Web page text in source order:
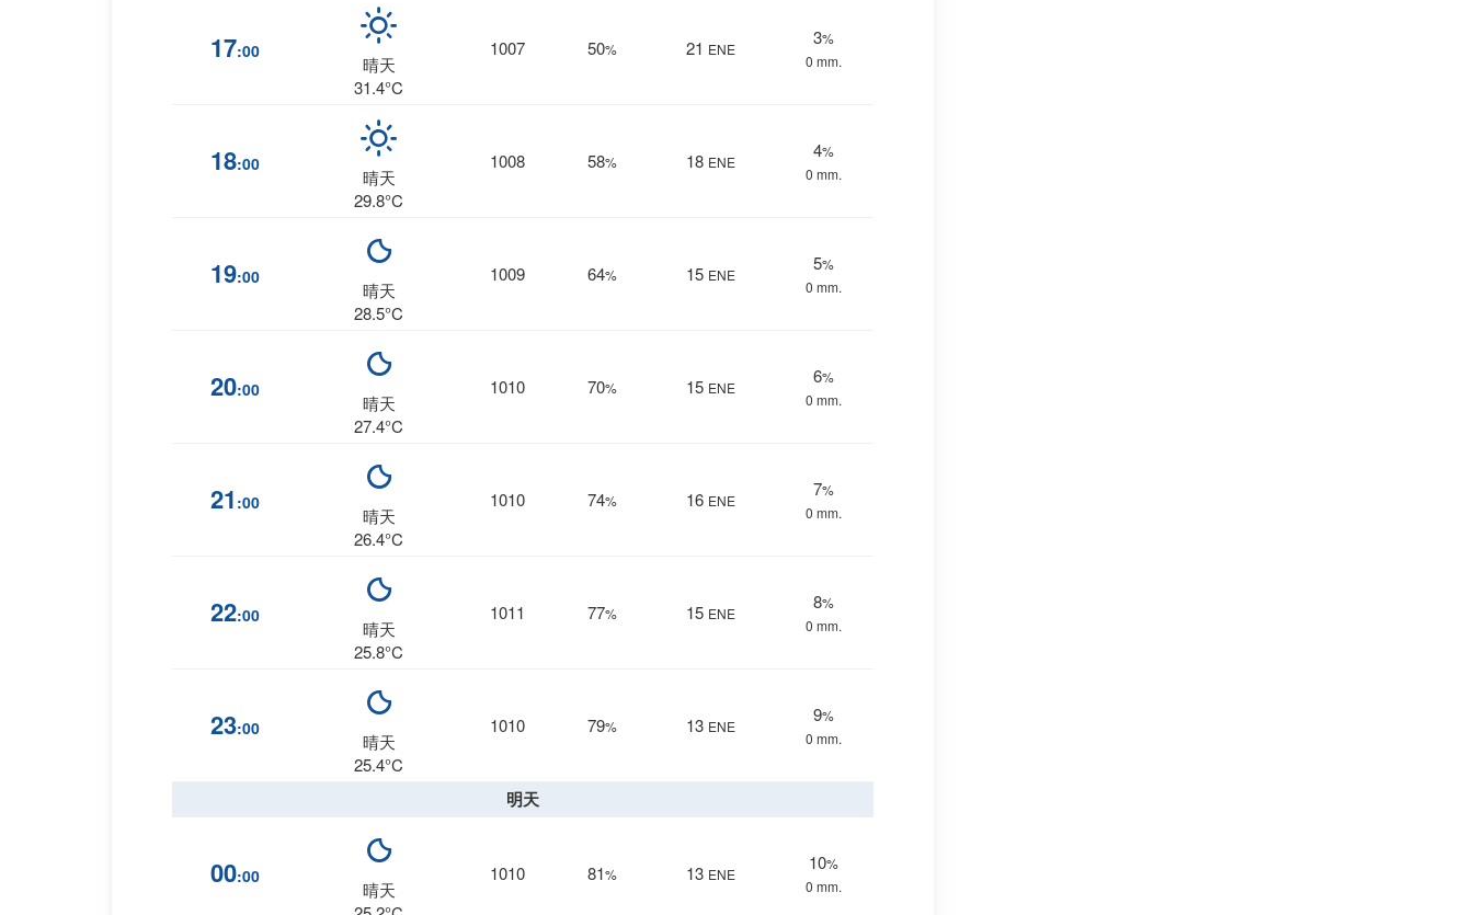
17:00
晴天
31.4°C
1007 50% 21 ENE
3%
0 mm.
18:00
晴天
29.8°C
1008 58% 18 ENE
4%
0 mm.
19:00
晴天
28.5°C
1009 64% 15 ENE
5%
0 mm.
20:00
晴天
27.4°C
1010 70% 15 ENE
6%
0 mm.
21 :00
晴天
26.4°C
1010 74% 16 ENE
7%
0 mm.
22:00
晴天
25.8°C
1011 77% 15 ENE
8%
0 mm.
23:00
晴天
25.4°C
1010 79% 13 ENE
9%
0 mm.
明天
00:00
晴天
1010 81% 13 ENE
10%
0 mm.